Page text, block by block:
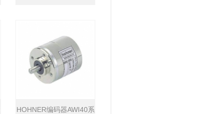
HOHNER编码器AWI40系